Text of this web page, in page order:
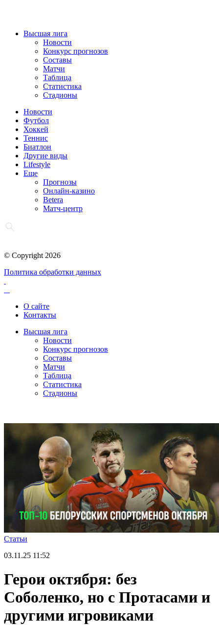
Высшая лига
Новости
Конкурс прогнозов
Составы
Матчи
Таблица
Статистика
Стадионы
Новости
Футбол
Хоккей
Теннис
Биатлон
Другие виды
Lifestyle
Еще
Прогнозы
Онлайн-казино
Betera
Матч-центр
© Copyright 2026
Политика обработки данных
О сайте
Контакты
Высшая лига
Новости
Конкурс прогнозов
Составы
Матчи
Таблица
Статистика
Стадионы
Статьи
03.11.25 11:52
Герои октября: без
Соболенко, но с Протасами и
другими игровиками